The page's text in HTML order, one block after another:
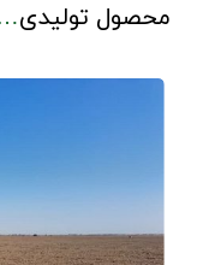
محصول تولیدی